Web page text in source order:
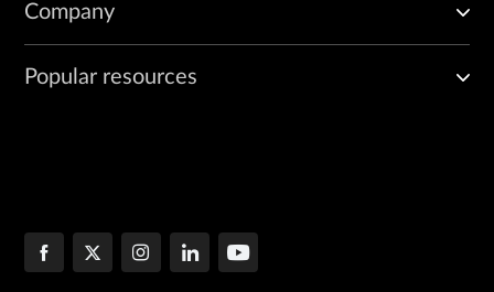
Company
Popular resources